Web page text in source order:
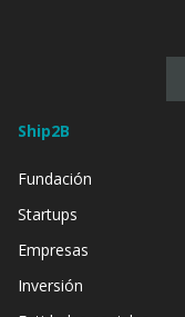
Ship2B
Fundación
Startups
Empresas
Inversión